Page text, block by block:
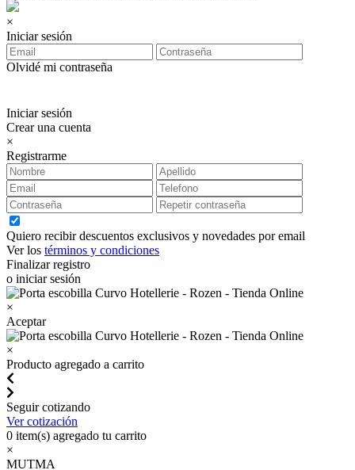
×
Iniciar sesión
Olvidé mi contraseña
Iniciar sesión
Crear una cuenta
×
Registrarme
Quiero recibir descuentos exclusivos y novedades por email
Ver los términos y condiciones
Finalizar registro
o iniciar sesión
×
Aceptar
×
Producto agregado a carrito
Seguir cotizando
Ver cotización
0 item(s) agregado tu carrito
×
MUTMA